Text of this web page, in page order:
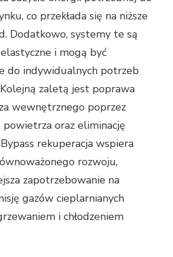
co przekłada się na niższe
Dodatkowo, systemy te są
i mogą być
do indywidualnych potrzeb
zaletą jest poprawa
wewnętrznego poprzez
powietrza oraz eliminację
Bypass rekuperacja wspiera
rozwoju,
zapotrzebowanie na
gazów cieplarnianych
i chłodzeniem